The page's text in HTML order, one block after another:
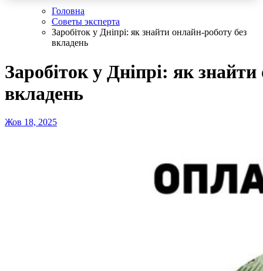
Головна
Советы эксперта
Заробіток у Дніпрі: як знайти онлайн-роботу без
вкладень
Заробіток у Дніпрі: як
вкладень
Жов 18, 2025